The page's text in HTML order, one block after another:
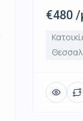
€480